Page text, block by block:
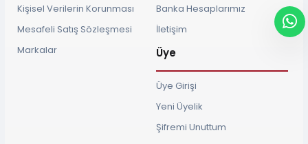
Kişisel Verilerin Korunması
Mesafeli Satış Sözleşmesi
Markalar
Banka Hesaplarımız
İletişim
Üye
Üye Girişi
Yeni Üyelik
Şifremi Unuttum